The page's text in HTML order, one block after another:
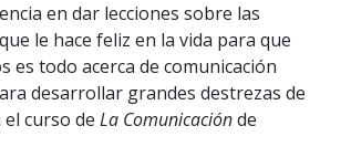
Los
en dar lecciones sobre las
le hace feliz en la vida para que
todo acerca de comunicación
desarrollar grandes destrezas de
curso de La Comunicaciónde